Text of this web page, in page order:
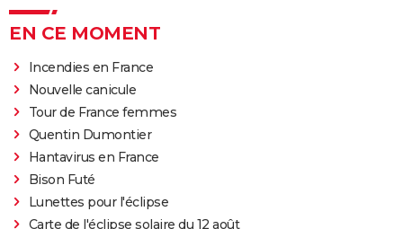
EN CE MOMENT
Incendies en France
Nouvelle canicule
Tour de France femmes
Quentin Dumontier
Hantavirus en France
Bison Futé
Lunettes pour l'éclipse
Carte de l'éclipse solaire du 12 août